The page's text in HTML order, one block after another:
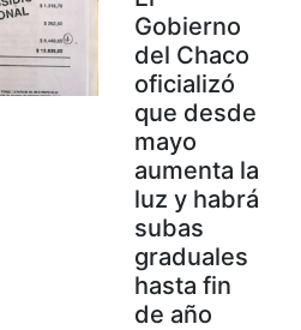
Gobierno
del Chaco
oficializó
que desde
mayo
aumenta la
luz y habrá
subas
graduales
hasta fin
de año